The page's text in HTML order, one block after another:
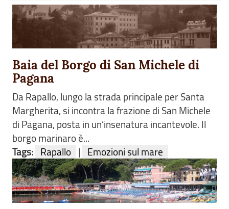
Baia del Borgo di San Michele di
Pagana
Da Rapallo, lungo la strada principale per Santa
Margherita, si incontra la frazione di San Michele
di Pagana, posta in un’insenatura incantevole. Il
borgo marinaro è...
Tags: Rapallo | Emozioni sul mare